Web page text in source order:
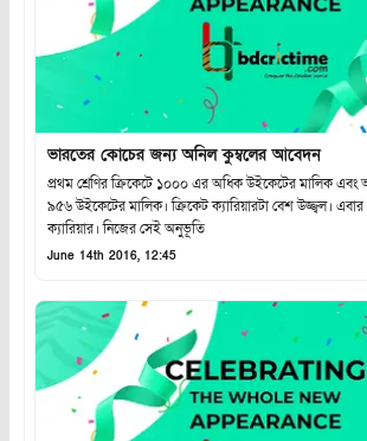
ভারতের কোচের জন্য অনিল কুম্বলের আবেদন
প্রথম শ্রেণির ক্রিকেটে ১০০০ এর অধিক উইকেটের মালিক এবং
৯৫৬ উইকেটের মালিক। ক্রিকেট ক্যারিয়ারটা বেশ উজ্জ্বল।
ক্যারিয়ার। নিজের সেই অনুভূতি
June 14th 2016, 12:45